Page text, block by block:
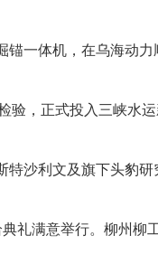
一体机，在乌海动力
，正式投入三峡水运
沙利文及旗下头豹研
满意举行。柳州柳